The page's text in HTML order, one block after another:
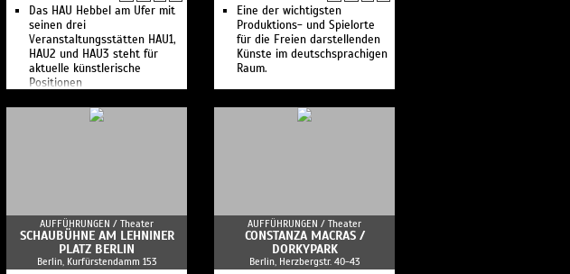
Das HAU Hebbel am Ufer mit
seinen drei
Veranstaltungsstätten HAU1,
HAU2 und HAU3 steht für
aktuelle künstlerische
Positionen
Eine der wichtigsten
Produktions- und Spielorte
für die Freien darstellenden
Künste im deutschsprachigen
Raum.
AUFFÜHRUNGEN / Theater
SCHAUBÜHNE AM LEHNINER
PLATZ BERLIN
Berlin, Kurfürstendamm 153
AUFFÜHRUNGEN / Theater
CONSTANZA MACRAS /
DORKYPARK
Berlin, Herzbergstr. 40-43